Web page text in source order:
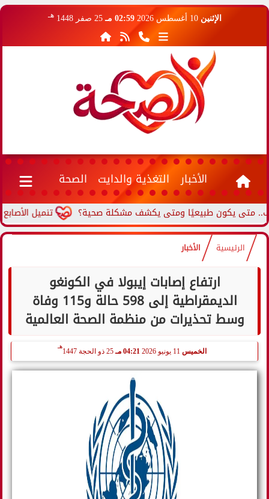
الإثنين 10 أغسطس 2026 02:59 مـ 25 صفر 1448 هـ
الأخبار التغذية والدايت الصحة
تنميل الأصابع يكون طبيعيًا ومتى يكشف مشكلة صحية؟
الرئيسية الأخبار
ارتفاع إصابات إيبولا في الكونغو
الديمقراطية إلى 598 حالة و115 وفاة
وسط تحذيرات من منظمة الصحة العالمية
الخميس 04:21 مـ 25 ذو الحجة 1447
هـ